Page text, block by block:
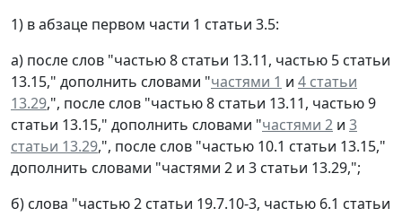
1) в абзаце первом части 1 статьи 3.5:
а) после слов "частью 8 статьи 13.11, частью 5 статьи
13.15," дополнить словами "частями 1 и 4 статьи
13.29,", после слов "частью 8 статьи 13.11, частью 9
статьи 13.15," дополнить словами "частями 2 и 3
статьи 13.29,", после слов "частью 10.1 статьи 13.15,"
дополнить словами "частями 2 и 3 статьи 13.29,";
б) слова "частью 2 статьи 19.7.10-3, частью 6.1 статьи